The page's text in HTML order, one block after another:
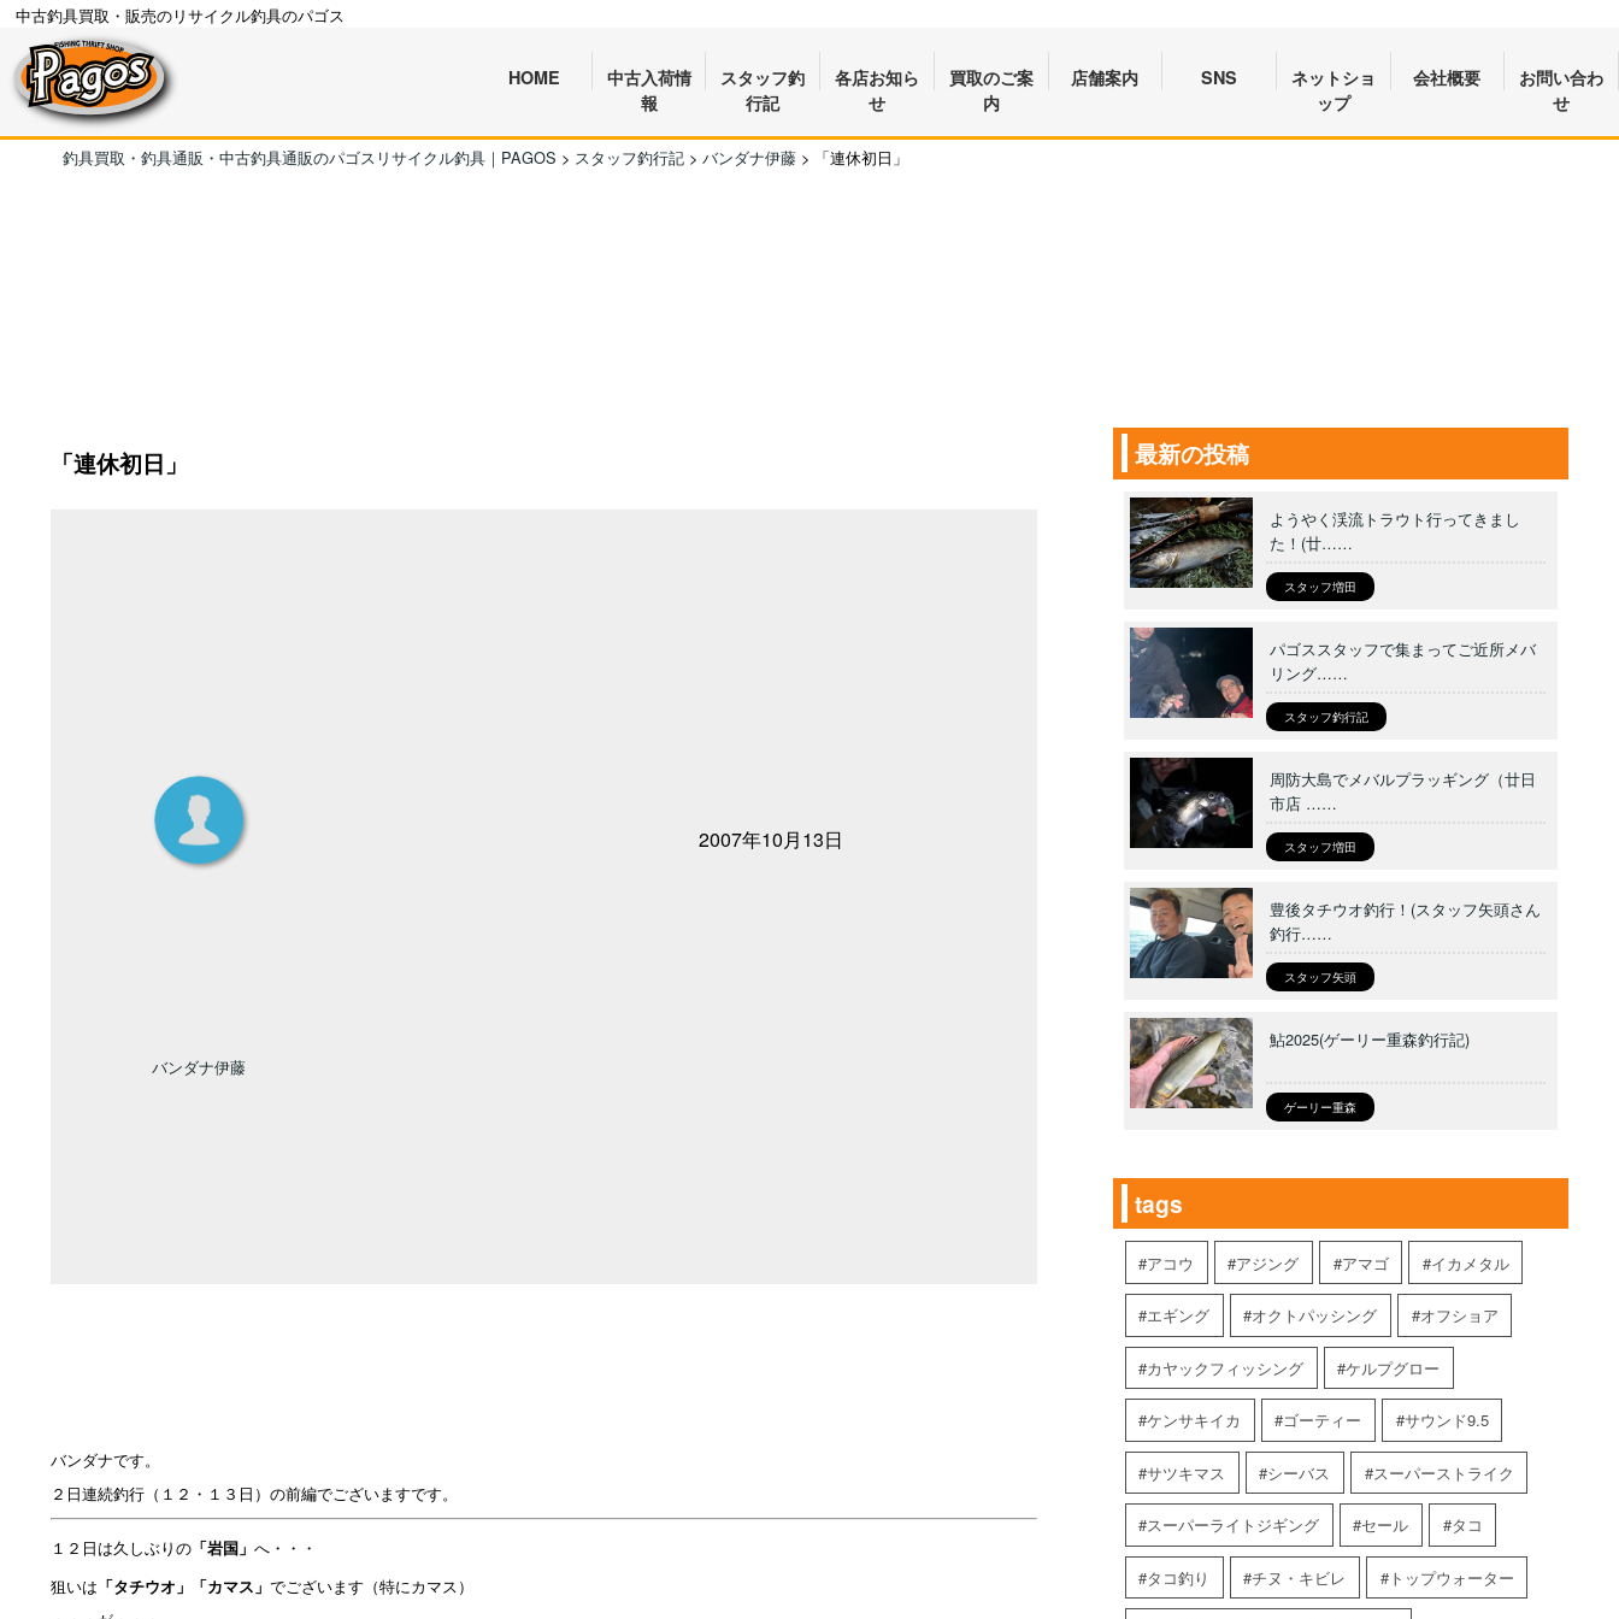
中古釣具買取・販売のリサイクル釣具のパゴス
HOME
中古入荷情
報
スタッフ釣
行記
各店お知ら
せ
買取のご案
内
店舗案内 SNS
ネットショ
ップ
会社概要
お問い合わ
せ
釣具買取・釣具通販・中古釣具通販のパゴスリサイクル釣具｜PAGOS > スタッフ釣行記 > バンダナ伊藤 > 「連休初日」
「連休初日」
バンダナ伊藤
2007年10月13日
バンダナです。
２日連続釣行（１２・１３日）の前編でございますです。
１２日は久しぶりの 「岩国」 へ・・・
狙いは 「タチウオ」「カマス」 でございます（特にカマス）
最新の投稿
ようやく渓流トラウト行ってきまし
た！(廿……
スタッフ増田
パゴススタッフで集まってご近所メバ
リング……
スタッフ釣行記
周防大島でメバルプラッギング（廿日
市店 ……
スタッフ増田
豊後タチウオ釣行！(スタッフ矢頭さん
釣行……
スタッフ矢頭
鮎2025(ゲーリー重森釣行記)
ゲーリー重森
tags
アコウ アジング アマゴ イカメタル
エギング オクトパッシング オフショア
カヤックフィッシング ケルプグロー
ケンサキイカ ゴーティー サウンド9.5
サツキマス シーバス スーパーストライク
スーパーライトジギング セール タコ
タコ釣り チヌ・キビレ トップウォーター